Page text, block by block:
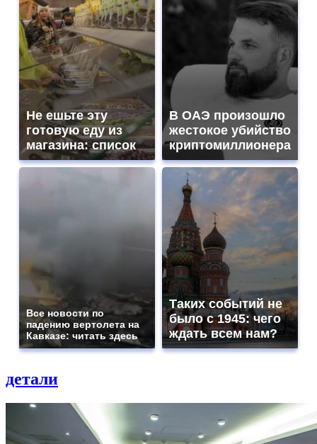
Не ешьте эту
готовую еду из
магазина: список
В ОАЭ произошло
жестокое убийство
криптомиллионера
Все новости по
падению вертолета на
Кавказе: читать здесь
Таких событий не
было с 1945: чего
ждать всем нам?
детали